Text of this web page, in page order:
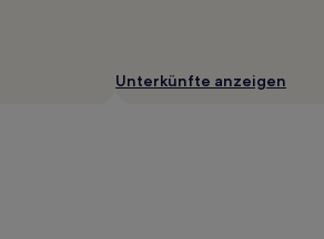
Unterkünfte anzeigen